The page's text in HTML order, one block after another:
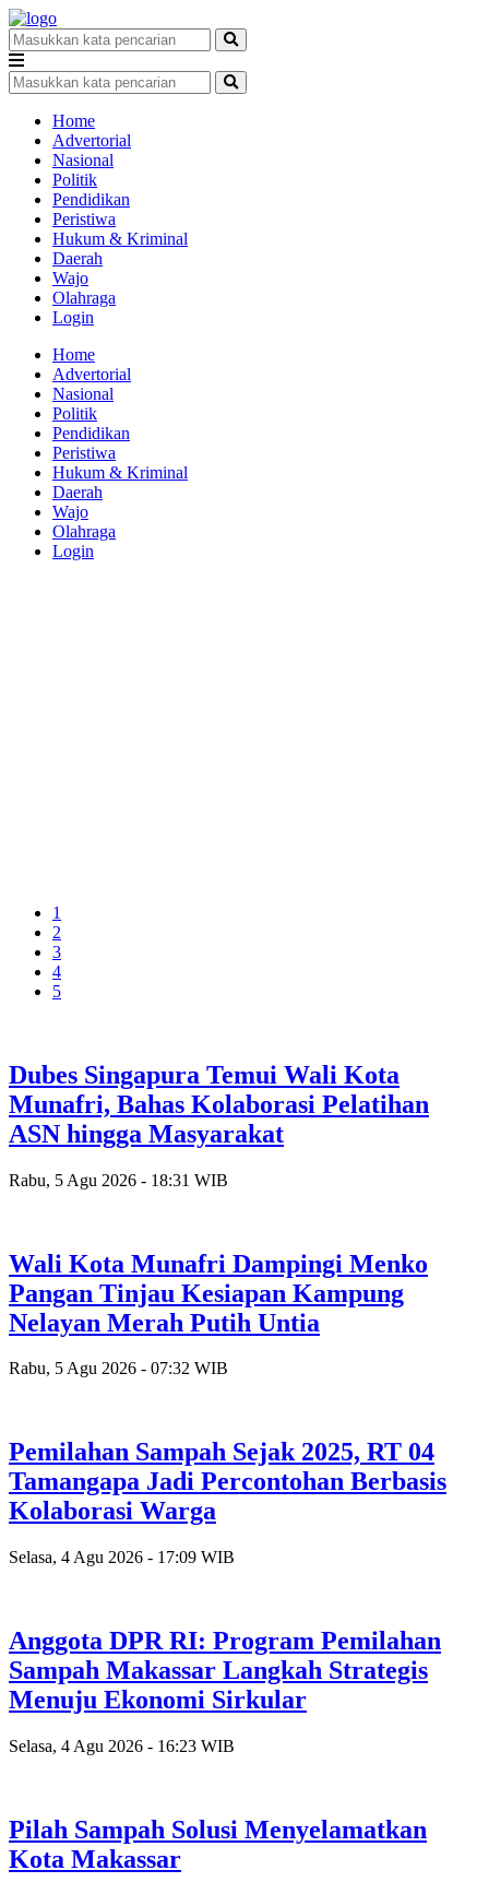
Home
Advertorial
Nasional
Politik
Pendidikan
Peristiwa
Hukum & Kriminal
Daerah
Wajo
Olahraga
Login
Home
Advertorial
Nasional
Politik
Pendidikan
Peristiwa
Hukum & Kriminal
Daerah
Wajo
Olahraga
Login
1
2
3
4
5
Dubes Singapura Temui Wali Kota
Munafri, Bahas Kolaborasi Pelatihan
ASN hingga Masyarakat
Rabu, 5 Agu 2026 - 18:31 WIB
Wali Kota Munafri Dampingi Menko
Pangan Tinjau Kesiapan Kampung
Nelayan Merah Putih Untia
Rabu, 5 Agu 2026 - 07:32 WIB
Pemilahan Sampah Sejak 2025, RT 04
Tamangapa Jadi Percontohan Berbasis
Kolaborasi Warga
Selasa, 4 Agu 2026 - 17:09 WIB
Anggota DPR RI: Program Pemilahan
Sampah Makassar Langkah Strategis
Menuju Ekonomi Sirkular
Selasa, 4 Agu 2026 - 16:23 WIB
Pilah Sampah Solusi Menyelamatkan
Kota Makassar